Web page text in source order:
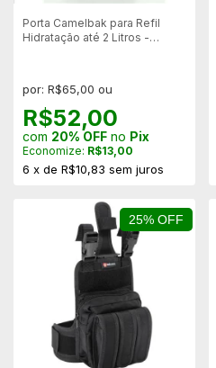
Porta Camelbak para Refil
Hidratação até 2 Litros -
por: R$65,00 ou
R$52,00
com 20% OFF no Pix
Economize: R$13,00
6 x de R$10,83 sem juros
25% OFF